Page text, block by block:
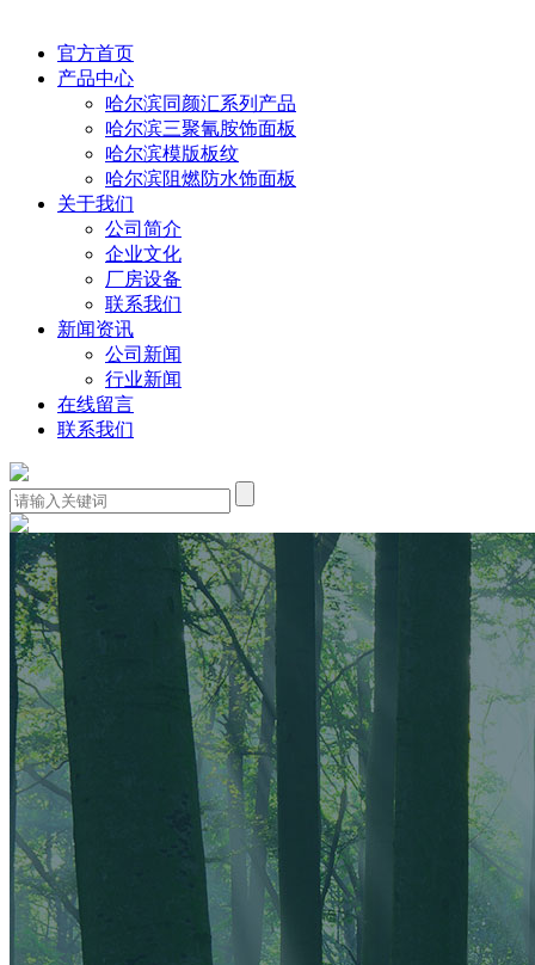
官方首页
产品中心
哈尔滨同颜汇系列产品
哈尔滨三聚氰胺饰面板
哈尔滨模版板纹
哈尔滨阻燃防水饰面板
关于我们
公司简介
企业文化
厂房设备
联系我们
新闻资讯
公司新闻
行业新闻
在线留言
联系我们